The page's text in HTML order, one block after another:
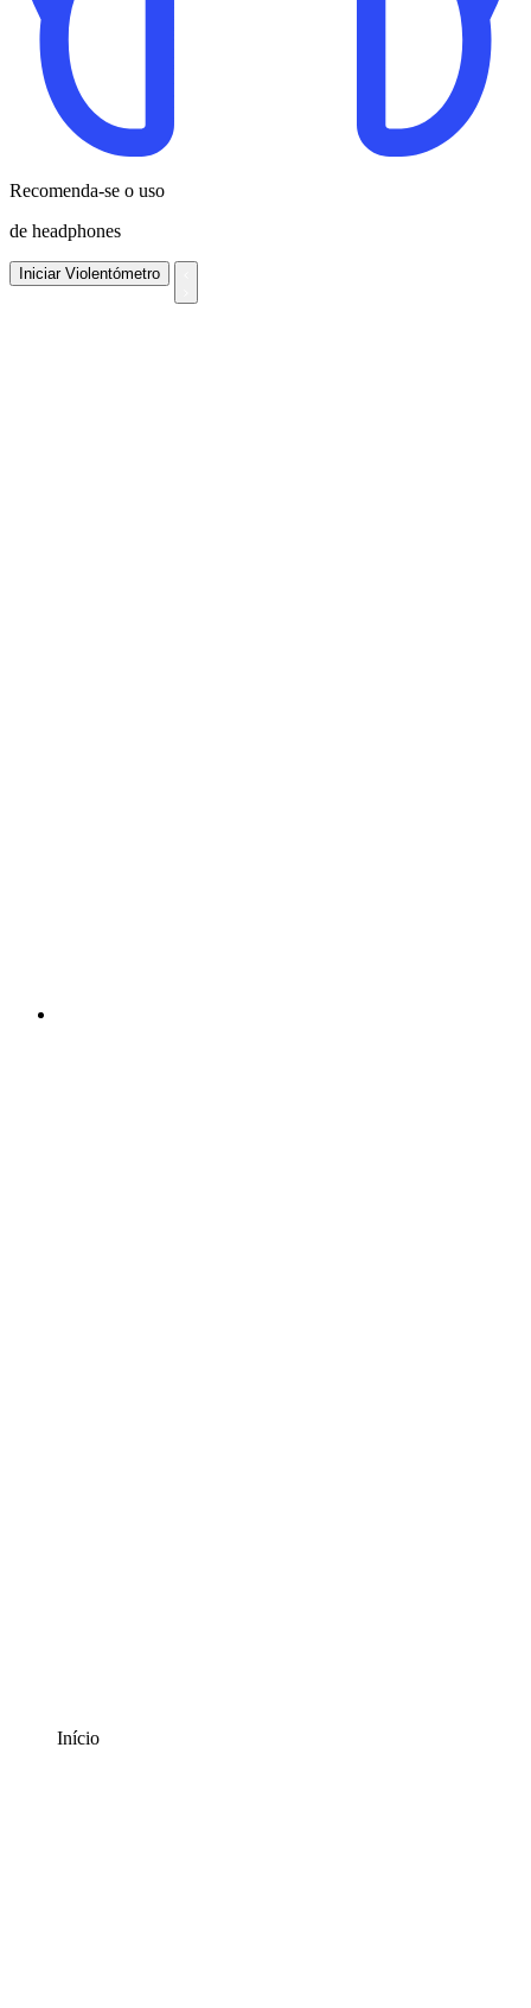
Recomenda-se o uso
de headphones
Iniciar Violentómetro
Início